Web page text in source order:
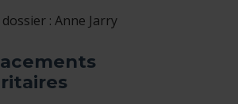
: Anne Jarry